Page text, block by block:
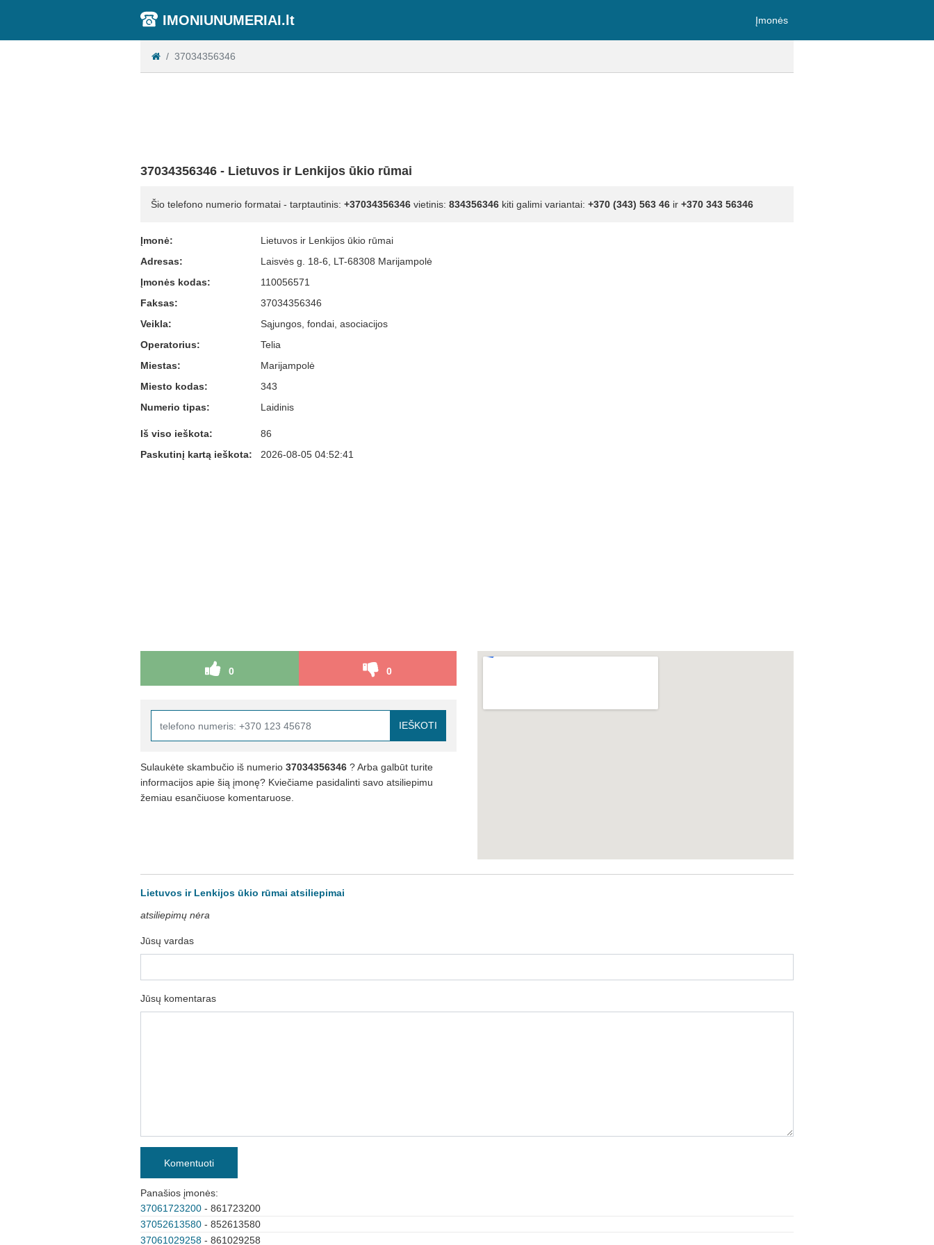
IMONIUNUMERIAI.lt Įmonės
37034356346
37034356346 - Lietuvos ir Lenkijos ūkio rūmai
Šio telefono numerio formatai - tarptautinis: +37034356346 vietinis: 834356346 kiti galimi variantai: +370 (343) 563 46 ir +370 343 56346
Įmonė:
Lietuvos ir Lenkijos ūkio rūmai
Adresas:
Laisvės g. 18-6, LT-68308 Marijampolė
Įmonės kodas:
110056571
Faksas:
37034356346
Veikla:
Sąjungos, fondai, asociacijos
Operatorius:
Telia
Miestas:
Marijampolė
Miesto kodas:
343
Numerio tipas:
Laidinis
Iš viso ieškota:
86
Paskutinį kartą ieškota:
2026-08-05 04:52:41
0 0
IEŠKOTI
Sulaukėte skambučio iš numerio 37034356346 ? Arba galbūt turite
informacijos apie šią įmonę? Kviečiame pasidalinti savo atsiliepimu
žemiau esančiuose komentaruose.
Lietuvos ir Lenkijos ūkio rūmai atsiliepimai
atsiliepimų nėra
Jūsų vardas
Jūsų komentaras
Komentuoti
Panašios įmonės:
37061723200 - 861723200
37052613580 - 852613580
37061029258 - 861029258